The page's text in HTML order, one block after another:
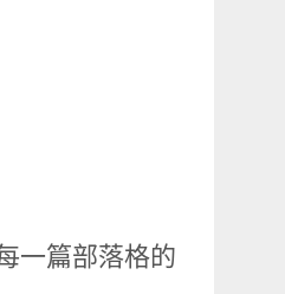
一篇部落格的